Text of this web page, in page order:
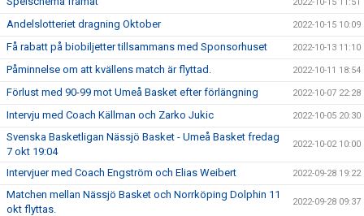
Andelslotteriet dragning Oktober 2022-10-15 10:09
Få rabatt på biobiljetter tillsammans med Sponsorhuset 2022-10-13 11:10
Påminnelse om att kvällens match är flyttad. 2022-10-11 18:54
Förlust med 90-99 mot Umeå Basket efter förlängning 2022-10-07 22:28
Intervju med Coach Källman och Zarko Jukic 2022-10-05 20:30
Svenska Basketligan Nässjö Basket - Umeå Basket fredag
7 okt 19:04
2022-10-02 10:00
Intervjuer med Coach Engström och Elias Weibert 2022-09-28 19:22
Matchen mellan Nässjö Basket och Norrköping Dolphin 11
okt flyttas.
2022-09-28 09:37